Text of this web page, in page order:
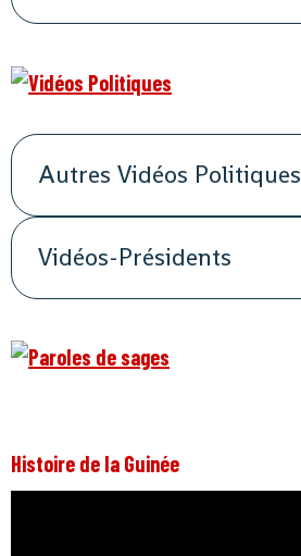
Autres Vidéos Politiques
Vidéos-Présidents
Histoire de la Guinée